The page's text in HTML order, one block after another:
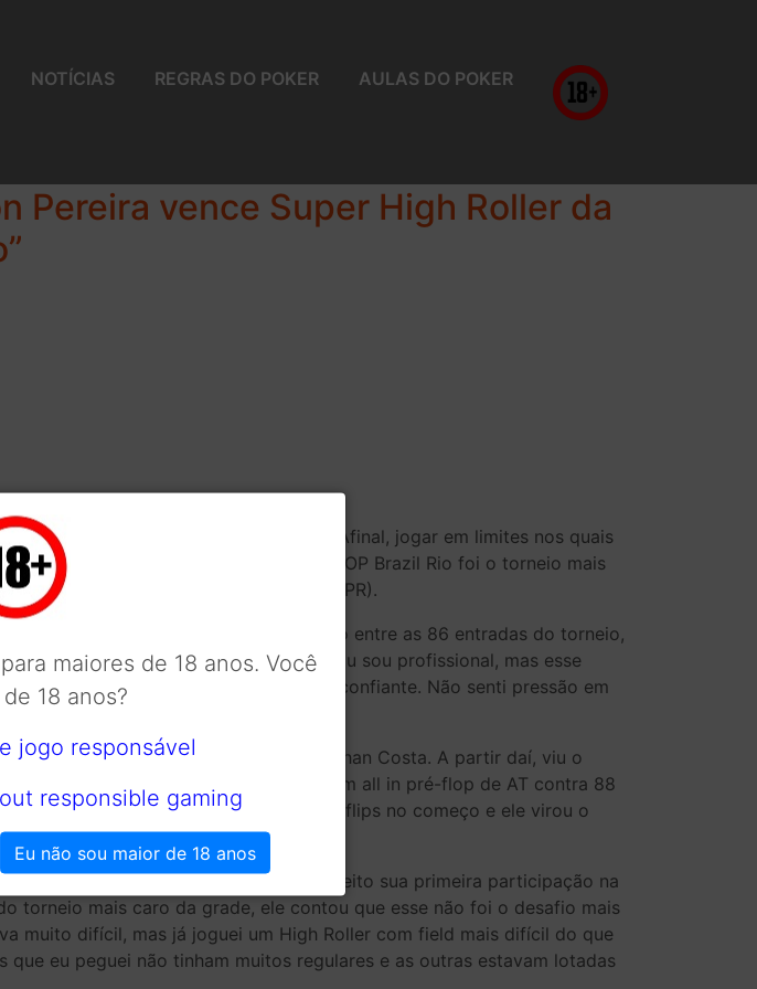
NOTÍCIAS REGRAS DO POKER AULAS DO POKER
Pereira vence Super High Roller da
é ter um bom controle de bankroll. Afinal, jogar em limites nos quais
decisões. O Super High Roller da WSOP Brazil Rio foi o torneio mais
jogadas do profissional de Maringá (PR).
como “Nemesis” ficou com o título entre as 86 entradas do torneio,
não tem o que dizer”, comemorou. “Eu sou profissional, mas esse
senti preparado para jogar, estava confiante. Não senti pressão em
vamos levar o anel pra casa.”
liderança até o heads-up com Jonathan Costa. A partir daí, viu o
reverter a situação e selar a fatura em all in pré-flop de AT contra 88
contou o campeão. “Eu perdi dois flips no começo e ele virou o
e na última corrida deu nós.”
o jogo live ao online, tendo inclusive feito sua primeira participação na
torneio mais caro da grade, ele contou que esse não foi o desafio mais
muito difícil, mas já joguei um High Roller com field mais difícil do que
que eu peguei não tinham muitos regulares e as outras estavam lotadas
maiores de 18 anos. Você
18 anos?
jogo responsável
responsible gaming
Eu não sou maior de 18 anos